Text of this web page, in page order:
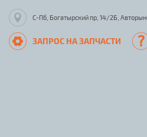
С-Пб, Богатырский пр, 14/2Б,
ЗАПРОС НА ЗАПЧАСТИ